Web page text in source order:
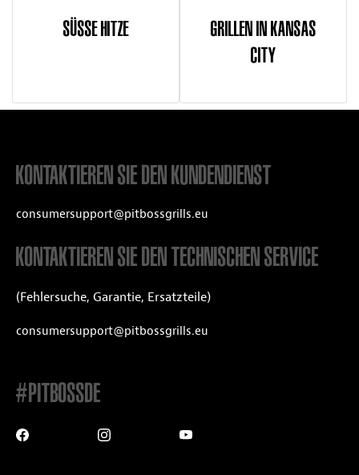
SÜSSE HITZE
GRILLEN IN KANSAS
CITY
KONTAKTIEREN SIE DEN KUNDENDIENST
consumersupport@pitbossgrills.eu
KONTAKTIEREN SIE DEN TECHNISCHEN SERVICE
(Fehlersuche, Garantie, Ersatzteile)
consumersupport@pitbossgrills.eu
#PITBOSSDE